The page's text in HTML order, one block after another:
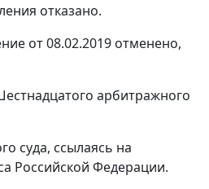
отказано.
от 08.02.2019 отменено,
арбитражного
суда, ссылаясь на
Российской Федерации.